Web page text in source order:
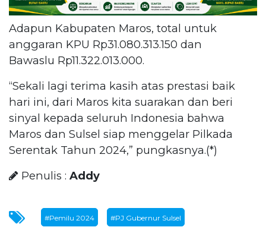
Adapun Kabupaten Maros, total untuk
anggaran KPU Rp31.080.313.150 dan
Bawaslu Rp11.322.013.000.
“Sekali lagi terima kasih atas prestasi baik
hari ini, dari Maros kita suarakan dan beri
sinyal kepada seluruh Indonesia bahwa
Maros dan Sulsel siap menggelar Pilkada
Serentak Tahun 2024,” pungkasnya.(*)
Penulis : Addy
#Pemilu 2024 #PJ Gubernur Sulsel